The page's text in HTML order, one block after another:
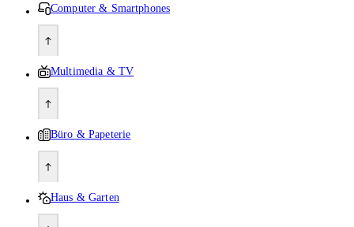
Computer & Smartphones
Multimedia & TV
Büro & Papeterie
Haus & Garten